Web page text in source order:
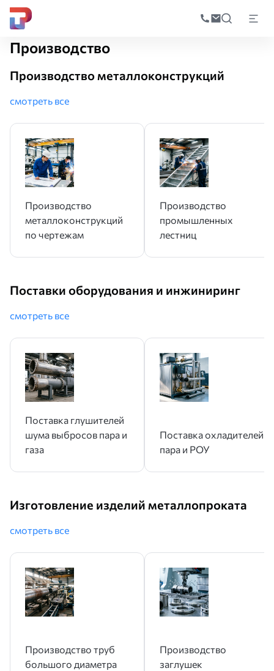
по
Главная
Производство
Производство металлоконструкций
смотреть все
Производство
металлоконструкций
по чертежам
Производство
промышленных
лестниц
Поставки оборудования и инжиниринг
смотреть все
Поставка глушителей
шума выбросов пара и
газа
Поставка охладителей
пара и РОУ
Изготовление изделий металлопроката
смотреть все
Производство труб
большого диаметра
Производство
заглушек